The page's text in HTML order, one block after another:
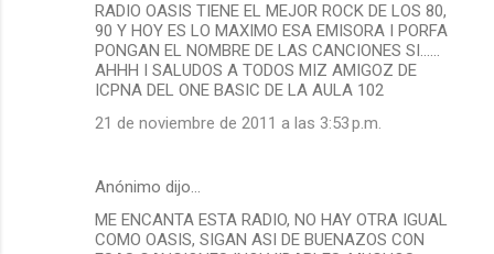
RADIO OASIS TIENE EL MEJOR ROCK DE LOS 80,
90 Y HOY ES LO MAXIMO ESA EMISORA I PORFA
PONGAN EL NOMBRE DE LAS CANCIONES SI......
AHHH I SALUDOS A TODOS MIZ AMIGOZ DE
ICPNA DEL ONE BASIC DE LA AULA 102
21 de noviembre de 2011 a las 3:53 p.m.
Anónimo dijo…
ME ENCANTA ESTA RADIO, NO HAY OTRA IGUAL
COMO OASIS, SIGAN ASI DE BUENAZOS CON